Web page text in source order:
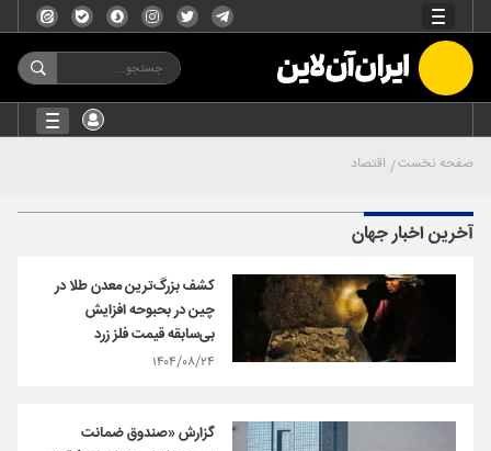
صفحه نخست اقتصاد
آخرین اخبار جهان
کشف بزرگ‌ترین معدن طلا در
چین در بحبوحه افزایش
بی‌سابقه قیمت فلز زرد
۱۴۰۴/۰۸/۲۴
گزارش «صندوق ضمانت